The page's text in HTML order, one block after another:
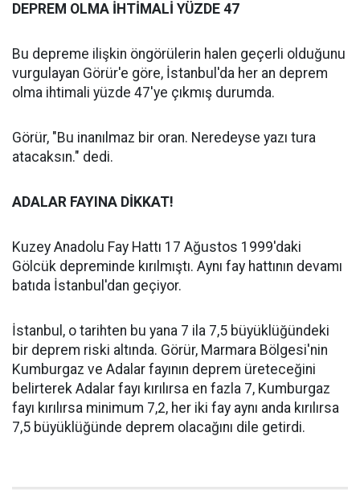
DEPREM OLMA İHTİMALİ YÜZDE 47
Bu depreme ilişkin öngörülerin halen geçerli olduğunu
vurgulayan Görür'e göre, İstanbul'da her an deprem
olma ihtimali yüzde 47'ye çıkmış durumda.
Görür, "Bu inanılmaz bir oran. Neredeyse yazı tura
atacaksın." dedi.
ADALAR FAYINA DİKKAT!
Kuzey Anadolu Fay Hattı 17 Ağustos 1999'daki
Gölcük depreminde kırılmıştı. Aynı fay hattının devamı
batıda İstanbul'dan geçiyor.
İstanbul, o tarihten bu yana 7 ila 7,5 büyüklüğündeki
bir deprem riski altında. Görür, Marmara Bölgesi'nin
Kumburgaz ve Adalar fayının deprem üreteceğini
belirterek Adalar fayı kırılırsa en fazla 7, Kumburgaz
fayı kırılırsa minimum 7,2, her iki fay aynı anda kırılırsa
7,5 büyüklüğünde deprem olacağını dile getirdi.